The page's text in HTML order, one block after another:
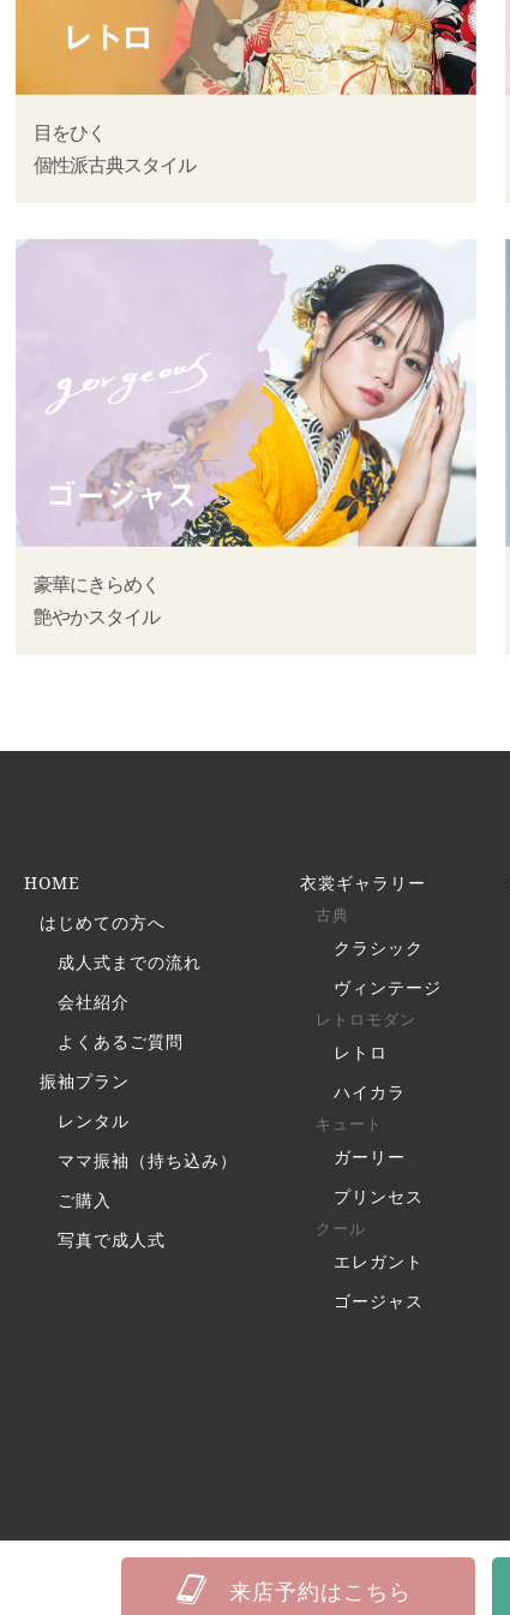
目をひく
個性派古典スタイル
豪華にきらめく
艶やかスタイル
HOME
はじめての方へ
成人式までの流れ
会社紹介
よくあるご質問
振袖プラン
レンタル
ママ振袖（持ち込み）
ご購入
写真で成人式
衣裳ギャラリー
古典
クラシック
ヴィンテージ
レトロモダン
レトロ
ハイカラ
キュート
ガーリー
プリンセス
クール
エレガント
ゴージャス
来店予約はこちら